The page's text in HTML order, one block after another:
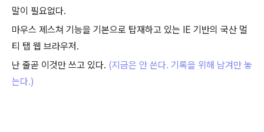
말이 필요없다.
마우스 제스쳐 기능을 기본으로 탑재하고 있는 IE 기반의 국산 멀
티 탭 웹 브라우저.
난 줄곧 이것만 쓰고 있다. (지금은 안 쓴다. 기록을 위해 남겨만 놓
는다.)